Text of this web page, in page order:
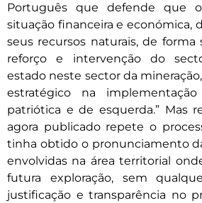
Português que defende que
situação financeira e económica,
seus recursos naturais, de
reforço e intervenção do
estado neste sector da
estratégico na
patriótica e de esquerda.” Mas
agora publicado repete o
tinha obtido o pronunciamento
envolvidas na área territorial
futura exploração, sem
justificação e transparência no